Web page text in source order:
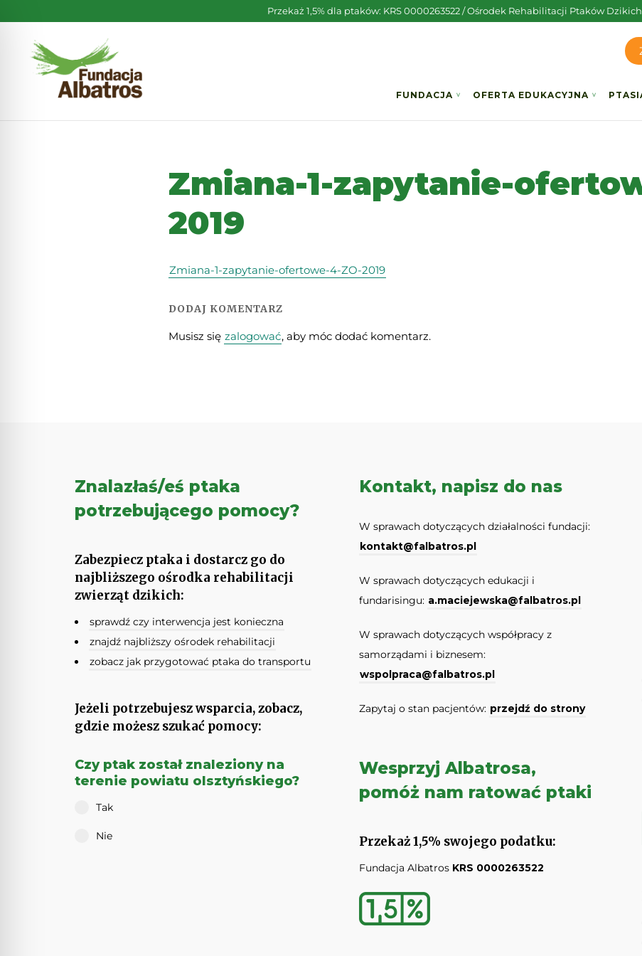
to
content
Przekaż 1,5% dla ptaków: KRS 0000263522 / Ośrodek Rehabilitacji Ptaków
FUNDACJA OFERTA EDUKACYJNA
Zmiana-1-zapytanie-
2019
Zmiana-1-zapytanie-ofertowe-4-ZO-2019
DODAJ KOMENTARZ
Musisz się zalogować, aby móc dodać komentarz.
Znalazłaś/eś ptaka
potrzebującego pomocy?
Zabezpiecz ptaka i dostarcz go do
najbliższego ośrodka rehabilitacji
zwierząt dzikich:
sprawdź czy interwencja jest konieczna
znajdź najbliższy ośrodek rehabilitacji
zobacz jak przygotować ptaka do transportu
Jeżeli potrzebujesz wsparcia, zobacz,
gdzie możesz szukać pomocy:
Czy ptak został znaleziony na
terenie powiatu olsztyńskiego?
Tak
Nie
Kontakt, napisz do nas
W sprawach dotyczących działalności fundacji:
kontakt@falbatros.pl
W sprawach dotyczących edukacji i
fundarisingu: a.maciejewska@falbatros.pl
W sprawach dotyczących współpracy z
samorządami i biznesem:
wspolpraca@falbatros.pl
Zapytaj o stan pacjentów: przejdź do strony
Wesprzyj Albatrosa,
pomóż nam ratować ptaki
Przekaż 1,5% swojego podatku:
Fundacja Albatros KRS 0000263522